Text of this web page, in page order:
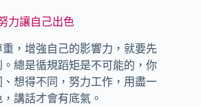
力讓自己出色
，增強自己的影響力，就要先
總是循規蹈矩是不可能的，你
想得不同，努力工作，用盡一
講話才會有底氣。